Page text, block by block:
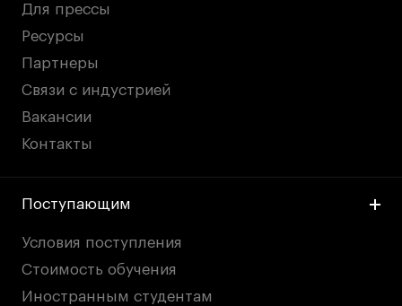
Для прессы
Ресурсы
Партнеры
Связи с индустрией
Вакансии
Контакты
Поступающим
Условия поступления
Стоимость обучения
Иностранным студентам